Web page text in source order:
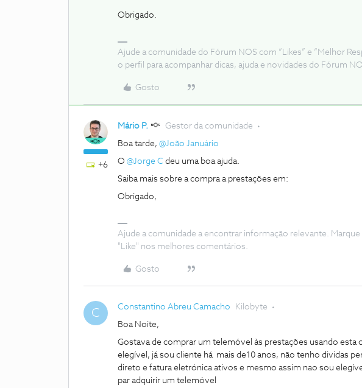
Obrigado.
Ajude a comunidade do Fórum NOS com “Likes” e “Melhor
o perfil para acompanhar dicas, ajuda e novidades do Fórum
Gosto
+6
Mário P. Gestor da comunidade
Boa tarde, ​ @João Januário
O ​ @Jorge C deu uma boa ajuda.
Saiba mais sobre a compra a prestações em:
Obrigado,
Ajude a comunidade a encontrar informação relevante.
"Like" nos melhores comentários.
Gosto
C Constantino Abreu Camacho Kilobyte
Boa Noite,
Gostava de comprar um telemóvel às prestações usando esta
elegível, já sou cliente há mais de10 anos, não tenho dividas
direto e fatura eletrónica ativos e mesmo assim nao sou
par adquirir um telemóvel